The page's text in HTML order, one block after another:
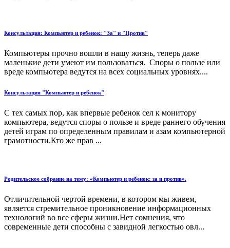
Консультация: Компьютер и ребенок: "За" и "Против"
Компьютеры прочно вошли в нашу жизнь, теперь даже
маленькие дети умеют им пользоваться. Споры о пользе или
вреде компьютера ведутся на всех социальных уровнях....
Консультация "Компьютер и ребенок"
С тех самых пор, как впервые ребенок сел к монитору
компьютера, ведутся споры о пользе и вреде раннего обучения
детей играм по определенным правилам и азам компьютерной
грамотности.Кто же прав ...
Родительское собрание на тему: «Компьютер и ребенок: за и против».
Отличительной чертой времени, в котором мы живем,
является стремительное проникновение информационных
технологий во все сферы жизни.Нет сомнения, что
современные дети способны с завидной легкостью овл...